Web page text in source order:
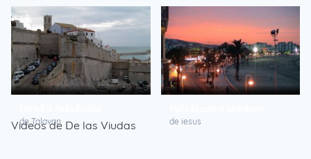
Piazzetta di notte a Peniscola
de â™¥ stazio vinicio
de marathoniano
de Talavan
de iesus
Videos de De las Viudas